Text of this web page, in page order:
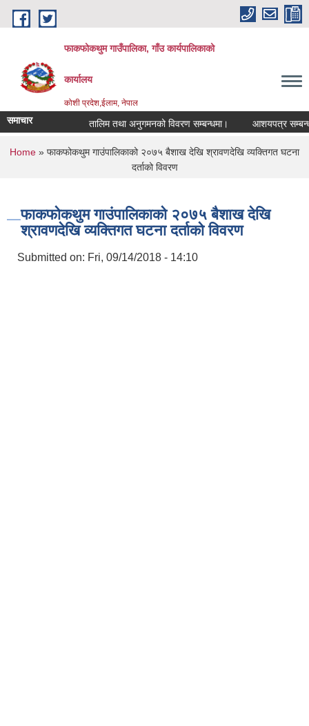
Skip to main content
फाकफोकथुम गाउँपालिका, गाँउ कार्यपालिकाको
कार्यालय
कोशी प्रदेश,ईलाम, नेपाल
समाचार तालिम तथा अनुगमनको विवरण सम्बन्धमा। आशयपत्र सम्बन्धी
You are here
Home » फाकफोकथुम गाउंपालिकाको २०७५ बैशाख देखि श्रावणदेखि व्यक्तिगत घटना
दर्ताको विवरण
फाकफोकथुम गाउंपालिकाको २०७५ बैशाख देखि
श्रावणदेखि व्यक्तिगत घटना दर्ताको विवरण
Submitted on: Fri, 09/14/2018 - 14:10